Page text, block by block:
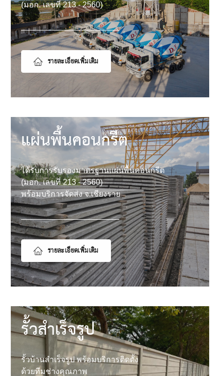
(มอก. เลขที่ 213 - 2560)
รายละเอียดเพิ่มเติม
แผ่นพื้นคอนกรีต
ได้รับการรับรองมาตรฐานแผ่นพื้นคอนกรีต
(มอก. เลขที่ 213 - 2560)
พร้อมบริการจัดส่ง จ.เชียงราย
รายละเอียดเพิ่มเติม
รั้วสำเร็จรูป
รั้วบ้านสำเร็จรูป พร้อมบริการติดตั้ง
ด้วยทีมช่างคุณภาพ